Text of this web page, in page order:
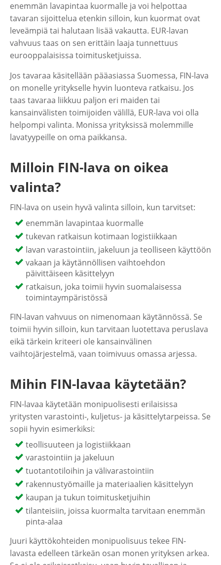
enemmän lavapintaa kuormalle ja voi helpottaa
tavaran sijoittelua etenkin silloin, kun kuormat ovat
leveämpiä tai halutaan lisää vakautta. EUR-lavan
vahvuus taas on sen erittäin laaja tunnettuus
eurooppalaisissa toimitusketjuissa.
Jos tavaraa käsitellään pääasiassa Suomessa, FIN-lava
on monelle yritykselle hyvin luonteva ratkaisu. Jos
taas tavaraa liikkuu paljon eri maiden tai
kansainvälisten toimijoiden välillä, EUR-lava voi olla
helpompi valinta. Monissa yrityksissä molemmille
lavatyypeille on oma paikkansa.
Milloin FIN-lava on oikea
valinta?
FIN-lava on usein hyvä valinta silloin, kun tarvitset:
enemmän lavapintaa kuormalle
tukevan ratkaisun kotimaan logistiikkaan
lavan varastointiin, jakeluun ja teolliseen käyttöön
vakaan ja käytännöllisen vaihtoehdon
päivittäiseen käsittelyyn
ratkaisun, joka toimii hyvin suomalaisessa
toimintaympäristössä
FIN-lavan vahvuus on nimenomaan käytännössä. Se
toimii hyvin silloin, kun tarvitaan luotettava peruslava
eikä tärkein kriteeri ole kansainvälinen
vaihtojärjestelmä, vaan toimivuus omassa arjessa.
Mihin FIN-lavaa käytetään?
FIN-lavaa käytetään monipuolisesti erilaisissa
yritysten varastointi-, kuljetus- ja käsittelytarpeissa. Se
sopii hyvin esimerkiksi:
teollisuuteen ja logistiikkaan
varastointiin ja jakeluun
tuotantotiloihin ja välivarastointiin
rakennustyömaille ja materiaalien käsittelyyn
kaupan ja tukun toimitusketjuihin
tilanteisiin, joissa kuormalta tarvitaan enemmän
pinta-alaa
Juuri käyttökohteiden monipuolisuus tekee FIN-
lavasta edelleen tärkeän osan monen yrityksen arkea.